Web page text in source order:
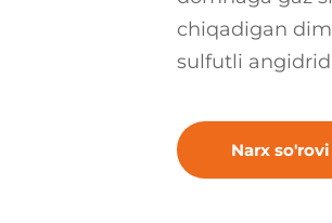
chiqadigan
sulfutli
Narx